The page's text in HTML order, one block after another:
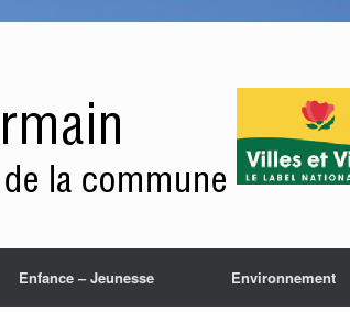
Enfance – Jeunesse Environnement